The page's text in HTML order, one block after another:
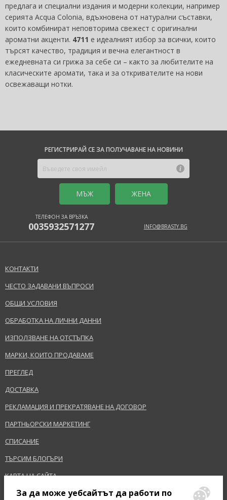
предлага и специални издания и модерни колекции, например
серията Acqua Colonia, вдъхновена от натурални съставки,
които комбинират неповторима свежест с оригинални
ароматни акценти. 4711 е идеалният избор за всички, които
търсят качество, традиция и вечна елегантност в
ежедневната си грижа за себе си – както за любителите на
класическите аромати, така и за откривателите на нови
освежаващи нотки.
РЕГИСТРИРАЙ СЕ ЗА ПОЛУЧАВАНЕ НА НОВИНИ
MЪЖ ЖЕНА
ТЕЛЕФОН ЗА ВРЪЗКА
0035932571277 INFO@BRASTY.BG
КОНТАКТИ
ЧЕСТО ЗАДАВАНИ ВЪПРОСИ
ОБЩИ УСЛОВИЯ
ОБРАБОТКА НА ЛИЧНИ ДАННИ
ИЗПОЛЗВАНЕ НА ОТСТЪПКА
МАРКИ, КОИТО ПРОДАВАМЕ
ПРЕГЛЕД
ДОСТАВКА
РЕКЛАМАЦИЯ И ПРЕКРАТЯВАНЕ НА ДОГОВОР
ПАРТНЬОРСКИ МАРКЕТИНГ
СПИСАНИЕ
ТЪРСИМ БЛОГЪРИ
КАРТА НА САЙТА
За да може уебсайтът да работи по